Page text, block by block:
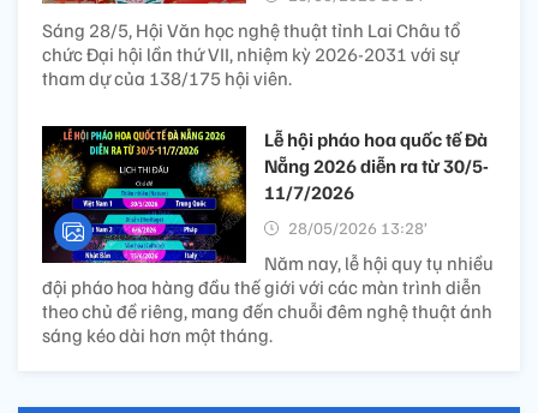
Sáng 28/5, Hội Văn học nghệ thuật tỉnh Lai Châu tổ
chức Đại hội lần thứ VII, nhiệm kỳ 2026-2031 với sự
tham dự của 138/175 hội viên.
Lễ hội pháo hoa quốc tế Đà
Nẵng 2026 diễn ra từ 30/5-
11/7/2026
28/05/2026 13:28’
Năm nay, lễ hội quy tụ nhiều
đội pháo hoa hàng đầu thế giới với các màn trình diễn
theo chủ đề riêng, mang đến chuỗi đêm nghệ thuật ánh
sáng kéo dài hơn một tháng.